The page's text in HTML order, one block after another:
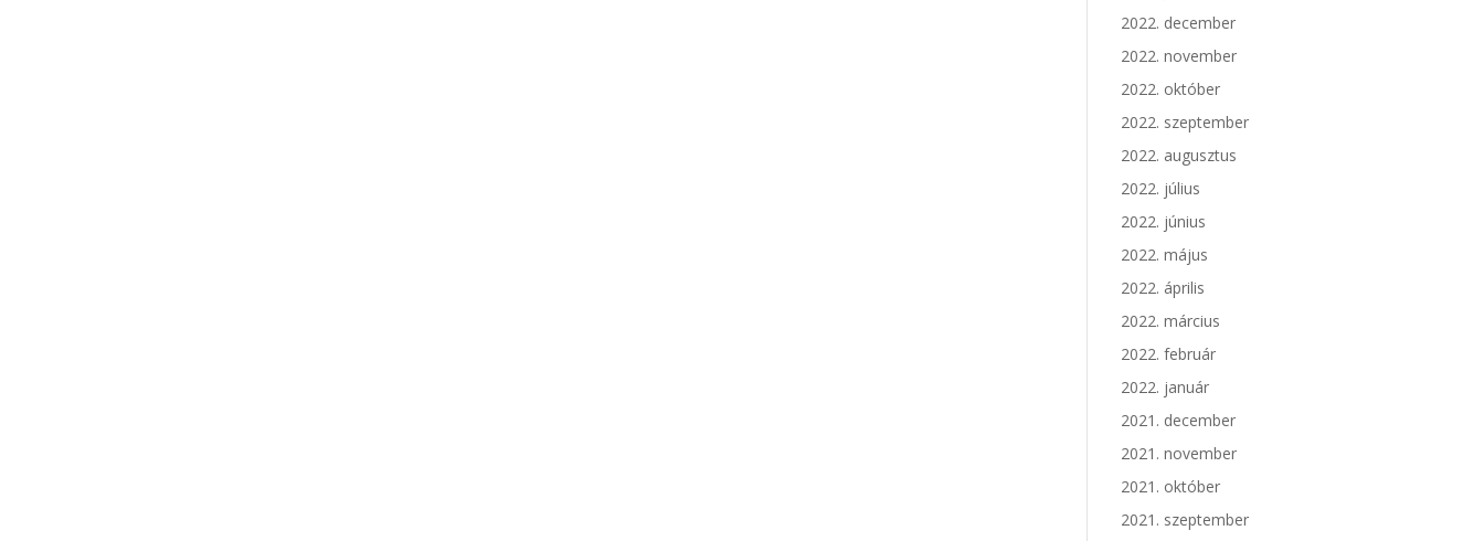
2022. december
2022. november
2022. október
2022. szeptember
2022. augusztus
2022. július
2022. június
2022. május
2022. április
2022. március
2022. február
2022. január
2021. december
2021. november
2021. október
2021. szeptember